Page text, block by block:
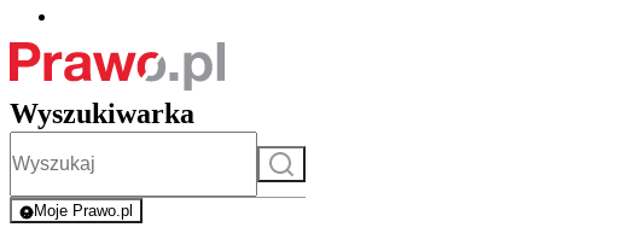
Wyszukiwarka
Szukaj
Moje Prawo.pl
- rejestracja i logowanie do serwisu